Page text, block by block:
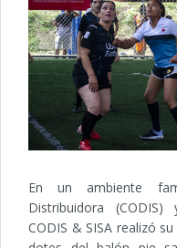
En un ambiente
Distribuidora (CODIS)
CODIS & SISA realizó